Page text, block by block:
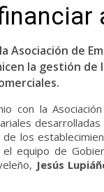
de
la gestión
con la
los
equipo de
Jesús